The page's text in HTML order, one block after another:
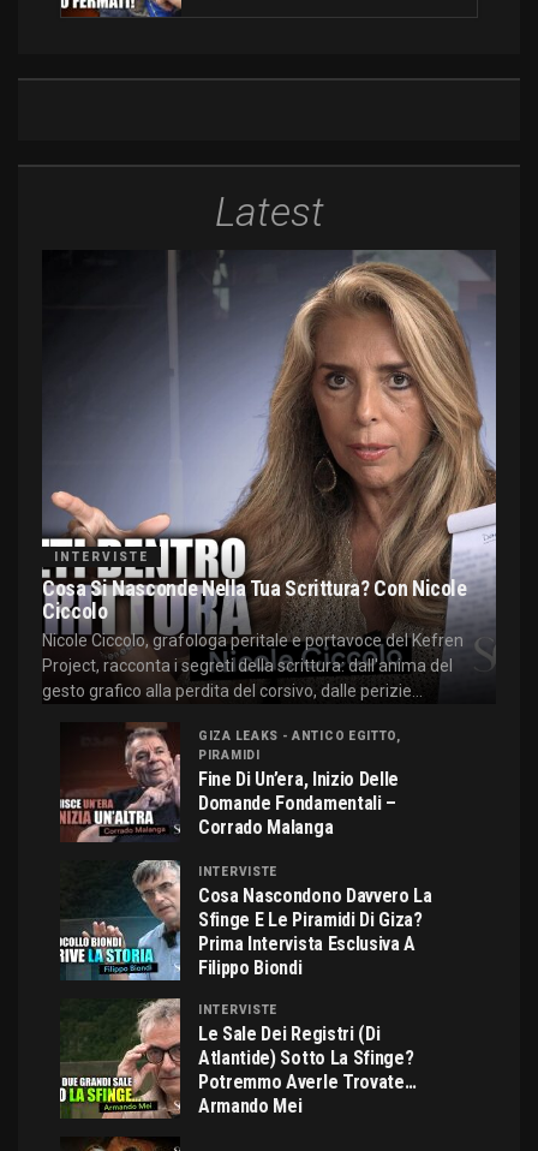
Latest
INTERVISTE
Cosa Si Nasconde Nella Tua Scrittura? Con Nicole
Ciccolo
Nicole Ciccolo, grafologa peritale e portavoce del Kefren
Project, racconta i segreti della scrittura: dall'anima del
gesto grafico alla perdita del corsivo, dalle perizie...
GIZA LEAKS - ANTICO EGITTO,
PIRAMIDI
Fine Di Un’era, Inizio Delle
Domande Fondamentali –
Corrado Malanga
INTERVISTE
Cosa Nascondono Davvero La
Sfinge E Le Piramidi Di Giza?
Prima Intervista Esclusiva A
Filippo Biondi
INTERVISTE
Le Sale Dei Registri (di
Atlantide) Sotto La Sfinge?
Potremmo Averle Trovate…
Armando Mei